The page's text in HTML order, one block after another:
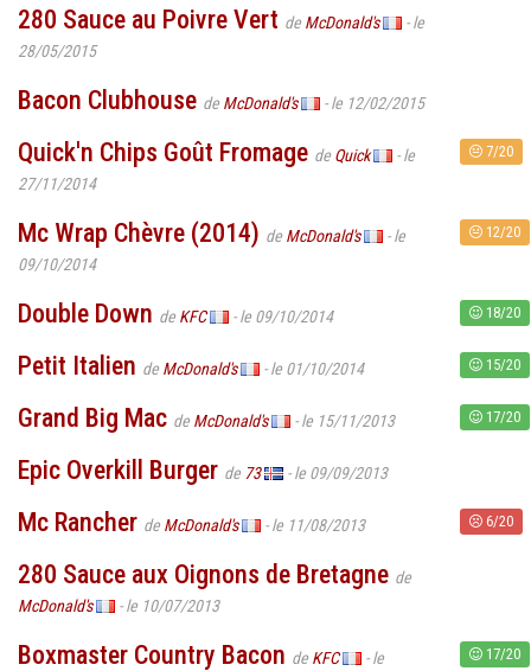
280 Sauce au Poivre Vert de McDonald's
- le
28/05/2015
Bacon Clubhouse de McDonald's - le 12/02/2015
Quick'n Chips Goût Fromage de Quick
- le
27/11/2014
7/20
Mc Wrap Chèvre (2014) de McDonald's
- le
09/10/2014
12/20
Double Down de KFC - le 09/10/2014 18/20
Petit Italien de McDonald's - le 01/10/2014 15/20
Grand Big Mac de McDonald's - le 15/11/2013 17/20
Epic Overkill Burger de 73 - le 09/09/2013
Mc Rancher de McDonald's - le 11/08/2013 6/20
280 Sauce aux Oignons de Bretagne de
McDonald's
- le 10/07/2013
Boxmaster Country Bacon de KFC
- le
17/20